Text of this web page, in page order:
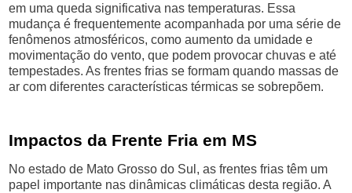
em uma queda significativa nas temperaturas. Essa
mudança é frequentemente acompanhada por uma série de
fenômenos atmosféricos, como aumento da umidade e
movimentação do vento, que podem provocar chuvas e até
tempestades. As frentes frias se formam quando massas de
ar com diferentes características térmicas se sobrepõem.
Impactos da Frente Fria em MS
No estado de Mato Grosso do Sul, as frentes frias têm um
papel importante nas dinâmicas climáticas desta região. A